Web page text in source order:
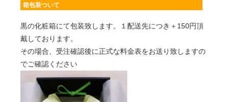
箱包装ついて
黒の化粧箱にて包装致します。１配送先につき＋150円頂
戴しております。
その場合、受注確認後に正式な料金表をお送り致しますの
でご確認ください